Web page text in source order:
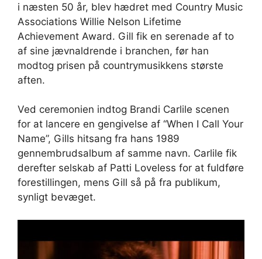
i næsten 50 år, blev hædret med Country Music
Associations Willie Nelson Lifetime
Achievement Award. Gill fik en serenade af to
af sine jævnaldrende i branchen, før han
modtog prisen på countrymusikkens største
aften.
Ved ceremonien indtog Brandi Carlile scenen
for at lancere en gengivelse af “When I Call Your
Name”, Gills hitsang fra hans 1989
gennembrudsalbum af samme navn. Carlile fik
derefter selskab af Patti Loveless for at fuldføre
forestillingen, mens Gill så på fra publikum,
synligt bevæget.